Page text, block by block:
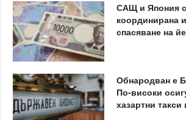
САЩ и Япония
координирана
спасяване на
Обнародван е
По-високи
хазартни